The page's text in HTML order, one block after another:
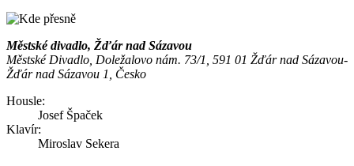
Městské divadlo, Žďár nad Sázavou
Městské Divadlo, Doležalovo nám. 73/1, 591 01 Žďár nad Sázavou-
Žďár nad Sázavou 1, Česko
Housle:
Josef Špaček
Klavír:
Miroslav Sekera